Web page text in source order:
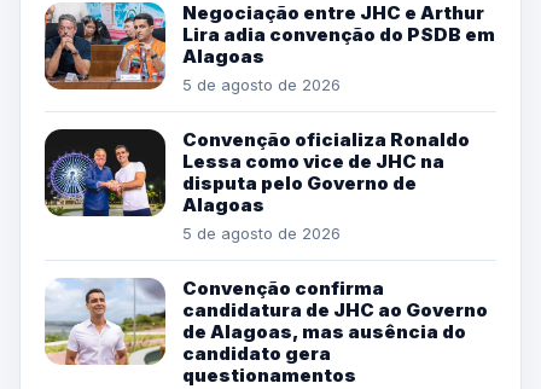
Negociação entre JHC e Arthur
Lira adia convenção do PSDB em
Alagoas
5 de agosto de 2026
Convenção oficializa Ronaldo
Lessa como vice de JHC na
disputa pelo Governo de
Alagoas
5 de agosto de 2026
Convenção confirma
candidatura de JHC ao Governo
de Alagoas, mas ausência do
candidato gera
questionamentos